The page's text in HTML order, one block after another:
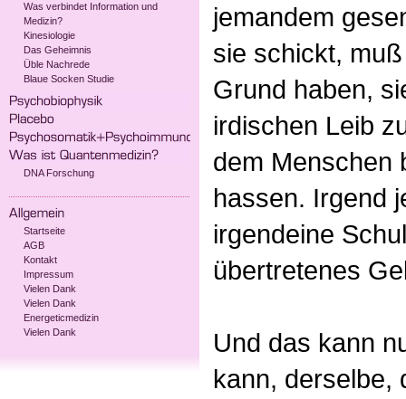
Was verbindet Information und
Medizin?
Kinesiologie
Das Geheimnis
Üble Nachrede
Blaue Socken Studie
DNA Forschung
Startseite
AGB
Kontakt
Impressum
Vielen Dank
Vielen Dank
Energeticmedizin
Vielen Dank
jemandem
sie schickt,
Grund haben,
irdischen Leib
dem Menschen
hassen. Irgend
irgendeine
übertretenes
Und das kann
kann, derselbe,